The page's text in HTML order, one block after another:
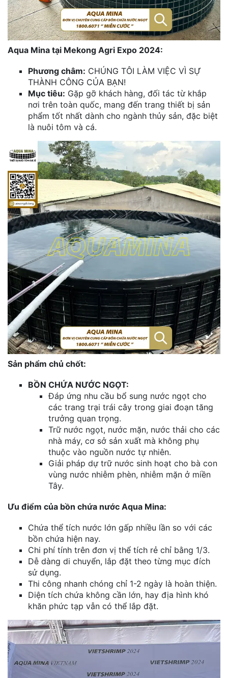
Aqua Mina tại Mekong Agri Expo 2024:
Phương châm: CHÚNG TÔI LÀM VIỆC VÌ SỰ
THÀNH CÔNG CỦA BẠN!
Mục tiêu: Gặp gỡ khách hàng, đối tác từ khắp
nơi trên toàn quốc, mang đến trang thiết bị sản
phẩm tốt nhất dành cho ngành thủy sản, đặc biệt
là nuôi tôm và cá.
Sản phẩm chủ chốt:
BỒN CHỨA NƯỚC NGỌT:
Đáp ứng nhu cầu bổ sung nước ngọt cho
các trang trại trái cây trong giai đoạn tăng
trưởng quan trọng.
Trữ nước ngọt, nước mặn, nước thải cho các
nhà máy, cơ sở sản xuất mà không phụ
thuộc vào nguồn nước tự nhiên.
Giải pháp dự trữ nước sinh hoạt cho bà con
vùng nước nhiễm phèn, nhiễm mặn ở miền
Tây.
Ưu điểm của bồn chứa nước Aqua Mina:
Chứa thể tích nước lớn gấp nhiều lần so với các
bồn chứa hiện nay.
Chi phí tính trên đơn vị thể tích rẻ chỉ bằng 1/3.
Dễ dàng di chuyển, lắp đặt theo từng mục đích
sử dụng.
Thi công nhanh chóng chỉ 1-2 ngày là hoàn thiện.
Diện tích chứa không cần lớn, hay địa hình khó
khăn phức tạp vẫn có thể lắp đặt.